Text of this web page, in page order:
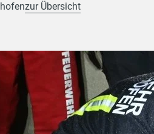
zur Übersicht